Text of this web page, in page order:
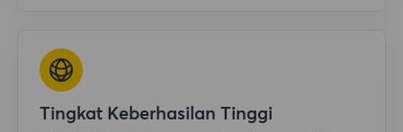
Tingkat Keberhasilan Tinggi